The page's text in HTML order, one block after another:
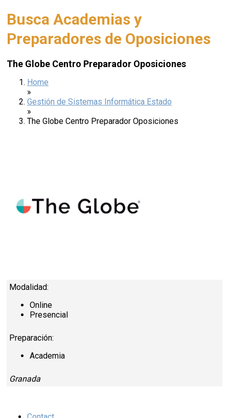
Busca Academias y
Preparadores de Oposiciones
The Globe Centro Preparador Oposiciones
Home
»
Gestión de Sistemas Informática Estado
»
The Globe Centro Preparador Oposiciones
Modalidad:
Online
Presencial
Preparación:
Academia
Granada